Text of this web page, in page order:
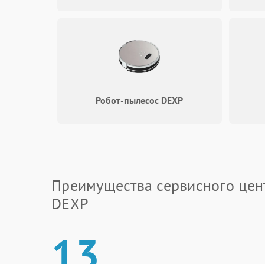
Робот-пылесос DEXP
Преимущества сервисного
DEXP